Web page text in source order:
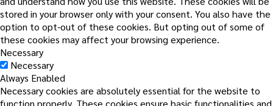
stored in your browser only with your consent. You also have the
option to opt-out of these cookies. But opting out of some of
these cookies may affect your browsing experience.
Necessary
Necessary
Always Enabled
Necessary cookies are absolutely essential for the website to
function properly. These cookies ensure basic functionalities and